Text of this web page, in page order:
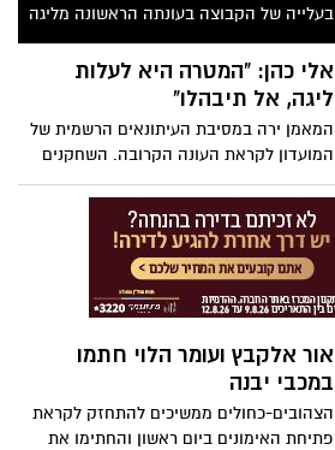
בעלייה של הקבוצה בעונתה הראשונה מליגה
ג' אל ליגה ב', הגיע שוב כדי לעמוד באותה
המשימה בדיוק: "נעשה הכל כדי שהעונה
תהיה טובה ומוצלחת"
אלי כהן: "המטרה היא לעלות
ליגה, אל תיבהלו"
המאמן ירה במסיבת העיתונאים הרשמית של
המועדון לקראת העונה הקרובה. השחקנים
החדשים של יבנה הגיעו לאימון, כמו גם
השוער גליל בן שאנן שחזר אמש ממחנה אימון
עם הפועל אשקלון
אור אלקבץ ועומר הלוי חתמו
במכבי יבנה
הצהובים-כחולים ממשיכים להתחזק לקראת
פתיחת האימונים ביום ראשון והחתימו את